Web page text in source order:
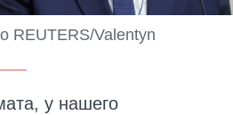
REUTERS/Valentyn
у нашего